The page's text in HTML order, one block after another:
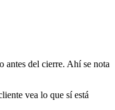
antes del cierre. Ahí se nota
vea lo que sí está